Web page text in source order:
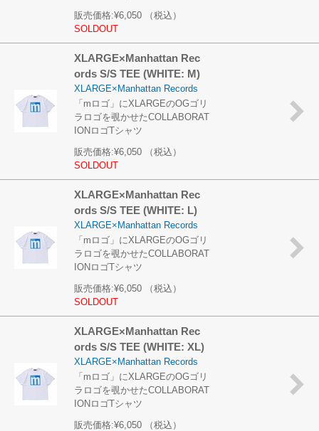
販売価格:¥6,050
（税込）
SOLDOUT
XLARGE×Manhattan Rec
ords S/S TEE (WHITE: M)
XLARGE×Manhattan Records
「mロゴ」にXLARGEのOGゴリ
ラロゴを覗かせたCOLLABORAT
IONロゴTシャツ
販売価格:¥6,050
（税込）
SOLDOUT
XLARGE×Manhattan Rec
ords S/S TEE (WHITE: L)
XLARGE×Manhattan Records
「mロゴ」にXLARGEのOGゴリ
ラロゴを覗かせたCOLLABORAT
IONロゴTシャツ
販売価格:¥6,050
（税込）
SOLDOUT
XLARGE×Manhattan Rec
ords S/S TEE (WHITE: XL)
XLARGE×Manhattan Records
「mロゴ」にXLARGEのOGゴリ
ラロゴを覗かせたCOLLABORAT
IONロゴTシャツ
販売価格:¥6,050
（税込）